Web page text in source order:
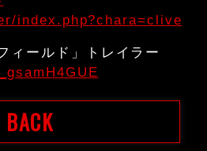
index.php?chara=clive
ィールド」トレイラー
BACK